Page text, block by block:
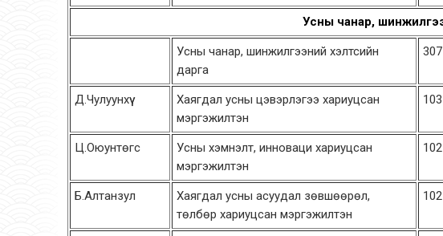
Усны чанар,
Усны чанар, шинжилгээний хэлтсийн
дарга
307
Д.Чулуунхүү
Хаягдал усны цэвэрлэгээ хариуцсан
мэргэжилтэн
103
Ц.Оюунтөгс
Усны хэмнэлт, инноваци хариуцсан
мэргэжилтэн
102
Б.Алтанзул
Хаягдал усны асуудал зөвшөөрөл,
төлбөр хариуцсан мэргэжилтэн
102